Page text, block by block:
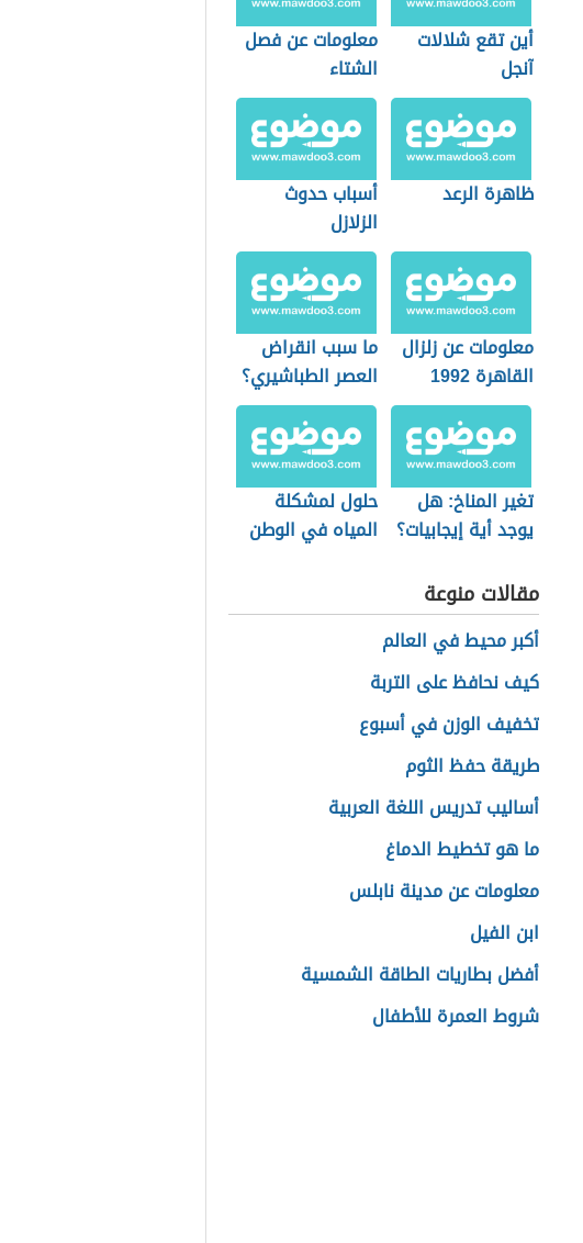
أين تقع شلالات
آنجل
معلومات عن فصل
الشتاء
ظاهرة الرعد
أسباب حدوث
الزلازل
معلومات عن زلزال
القاهرة 1992
ما سبب انقراض
العصر الطباشيري؟
تغير المناخ: هل
يوجد أية إيجابيات؟
حلول لمشكلة
المياه في الوطن
مقالات منوعة
أكبر محيط في العالم
كيف نحافظ على التربة
تخفيف الوزن في أسبوع
طريقة حفظ الثوم
أساليب تدريس اللغة العربية
ما هو تخطيط الدماغ
معلومات عن مدينة نابلس
ابن الفيل
أفضل بطاريات الطاقة الشمسية
شروط العمرة للأطفال